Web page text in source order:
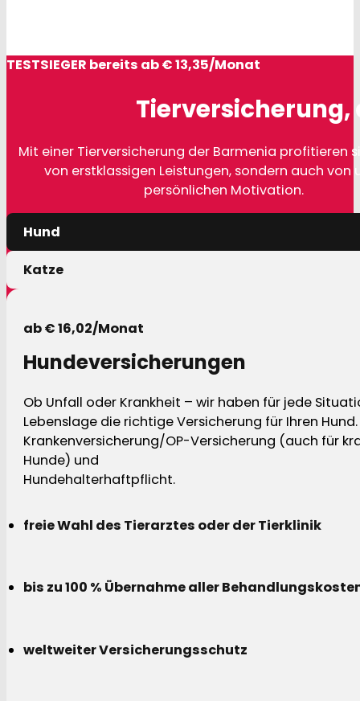
TESTSIEGER bereits ab € 13,35/Monat
Tierversicherung,
Mit einer Tierversicherung der Barmenia profitieren
von erstklassigen Leistungen, sondern auch von
persönlichen Motivation.
Hund
Katze
ab € 16,02/Monat
Hundeversicherungen
Ob Unfall oder Krankheit – wir haben für jede
Lebenslage die richtige Versicherung für Ihren Hund.
Krankenversicherung/OP-Versicherung (auch für
Hunde) und
Hundehalterhaftpflicht.
freie Wahl des Tierarztes oder der Tierklinik
bis zu 100 % Übernahme aller
weltweiter Versicherungsschutz